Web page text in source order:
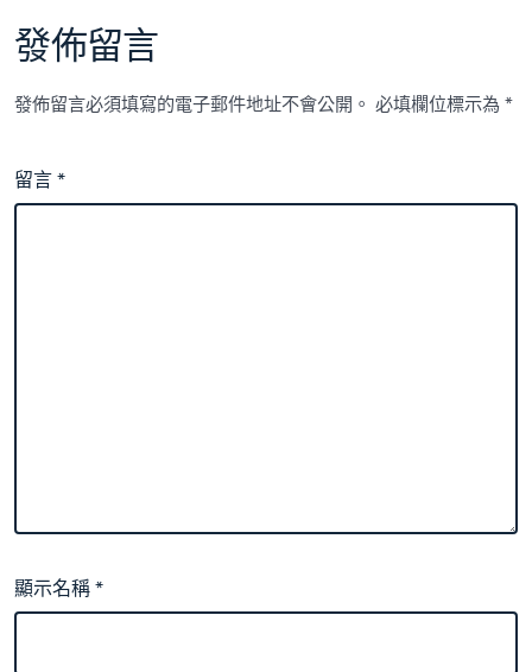
發佈留言
發佈留言必須填寫的電子郵件地址不會公開。 必填欄位標示為*
留言*
顯示名稱*